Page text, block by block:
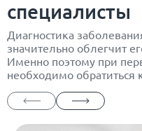
специалисты
Диагностика
значительно облегчит
Именно поэтому при
необходимо обратиться